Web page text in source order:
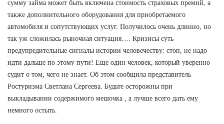
сумму займа может быть включена стоимость страховых премий, а
также дополнительного оборудования для приобретаемого
автомобиля и сопутствующих услуг. Получилось очень длинно, но
так уж сложилась рыночная ситуация…. Кризисы суть
предупредительные сигналы истории человечеству: стоп, не надо
идти дальше по этому пути! Еще один человек, который уверенно
судит о том, чего не знает. Об этом сообщила представитель
Ростуризма Светлана Сергеева. Будьте осторожны при
выкладывании содержимого мешочка , а лучше всего дать ему
немного остыть.